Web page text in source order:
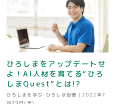
ひろしまをアップデートせ
よ！AI人材を育てる“ひろ
しまQuest”とは!?
ひろしまを学ぶ･ひろしま自慢 | 2022年7
月29日(金)